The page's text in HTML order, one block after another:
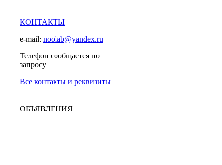
КОНТАКТЫ
e-mail: noolab@yandex.ru
Телефон сообщается по
запросу
Все контакты и реквизиты
ОБЪЯВЛЕНИЯ